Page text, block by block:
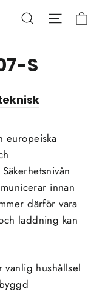
Sök
S
europeiska
innan
därför vara
laddning kan
vanlig hushållsel